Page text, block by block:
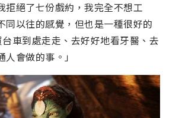
拒絕了七份戲約，我完全不想工
同以往的感覺，但也是一種很好的
車到處走走、去好好地看牙醫、去
會做的事。」